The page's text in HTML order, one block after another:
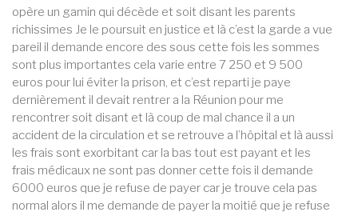
opère un gamin qui décède et soit disant les parents
richissimes Je le poursuit en justice et là c’est la garde a vue
pareil il demande encore des sous cette fois les sommes
sont plus importantes cela varie entre 7 250 et 9 500
euros pour lui éviter la prison, et c’est reparti je paye
dernièrement il devait rentrer a la Réunion pour me
rencontrer soit disant et là coup de mal chance il a un
accident de la circulation et se retrouve a l’hôpital et là aussi
les frais sont exorbitant car la bas tout est payant et les
frais médicaux ne sont pas donner cette fois il demande
6000 euros que je refuse de payer car je trouve cela pas
normal alors il me demande de payer la moitié que je refuse